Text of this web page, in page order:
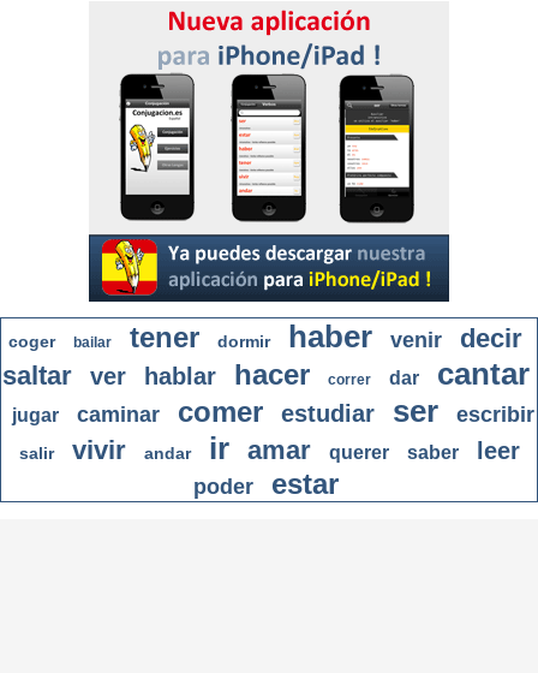
coger bailar tener dormir haber venir
decir
saltar
ver hablar hacer correr dar cantar
jugar caminar comer estudiar ser escribir
salir vivir andar ir amar querer saber leer
poder estar